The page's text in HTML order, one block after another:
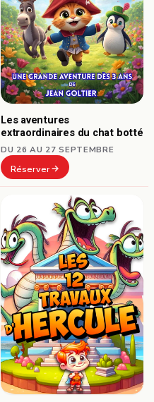
Les aventures
extraordinaires du chat botté
DU 26 AU 27 SEPTEMBRE
Réserver